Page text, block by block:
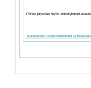
Pohde järjestää myös
Tilaisuuksien osallistumislinkit ja